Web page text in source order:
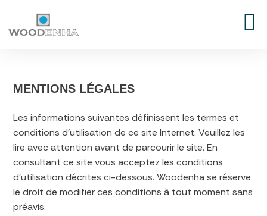
MENTIONS LÉGALES
Les informations suivantes définissent les termes et
conditions d’utilisation de ce site Internet. Veuillez les
lire avec attention avant de parcourir le site. En
consultant ce site vous acceptez les conditions
d’utilisation décrites ci-dessous. Woodenha se réserve
le droit de modifier ces conditions à tout moment sans
préavis.